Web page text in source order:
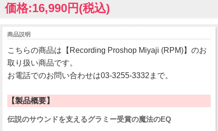
価格:16,990円(税込)
商品説明
こちらの商品は【Recording Proshop Miyaji (RPM)】のお
取り扱い商品です。
お電話でのお問い合わせは03-3255-3332まで。
【製品概要】
伝説のサウンドを支えるグラミー受賞の魔法のEQ